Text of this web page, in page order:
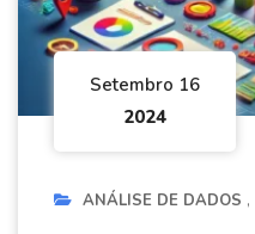
Setembro 16
2024
ANÁLISE DE DADOS